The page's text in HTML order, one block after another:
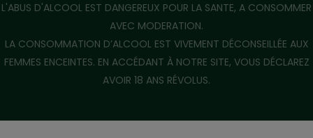
L'ABUS D'ALCOOL EST DANGEREUX POUR LA SANTE, A CONSOMMER
AVEC MODERATION.
LA CONSOMMATION D’ALCOOL EST VIVEMENT DÉCONSEILLÉE AUX
FEMMES ENCEINTES. EN ACCÉDANT À NOTRE SITE, VOUS DÉCLAREZ
AVOIR 18 ANS RÉVOLUS.